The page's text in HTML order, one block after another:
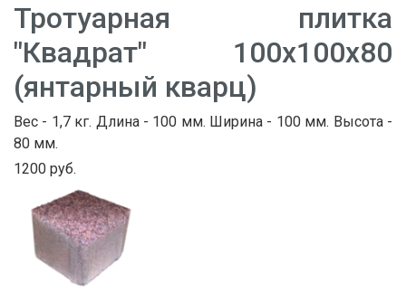
Тротуарная плитка
"Квадрат" 100х100х80
(янтарный кварц)
Вес - 1,7 кг. Длина - 100 мм. Ширина - 100 мм. Высота -
80 мм.
1200 руб.